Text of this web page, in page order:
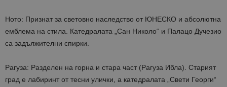
Ното: Признат за световно наследство от ЮНЕСКО и абсолютна
емблема на стила. Катедралата „Сан Николо“ и Палацо Дучезио
са задължителни спирки.
Рагуза: Разделен на горна и стара част (Рагуза Ибла). Старият
град е лабиринт от тесни улички, а катедралата „Свети Георги“